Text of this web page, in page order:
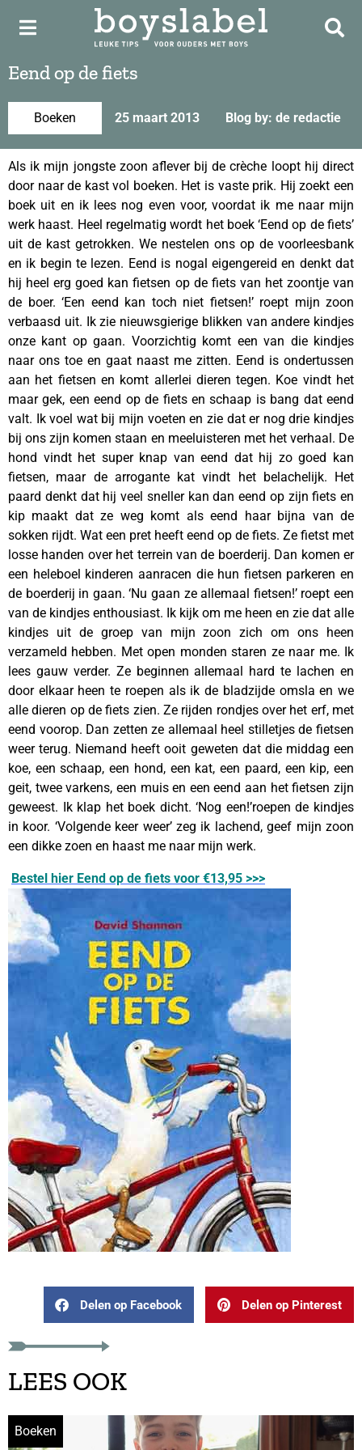
Eend op de fiets
Boeken 25 maart 2013 Blog by: de redactie
Als ik mijn jongste zoon aflever bij de crèche loopt hij direct
door naar de kast vol boeken. Het is vaste prik. Hij zoekt een
boek uit en ik lees nog even voor, voordat ik me naar mijn
werk haast. Heel regelmatig wordt het boek ‘Eend op de fiets’
uit de kast getrokken. We nestelen ons op de voorleesbank
en ik begin te lezen. Eend is nogal eigengereid en denkt dat
hij heel erg goed kan fietsen op de fiets van het zoontje van
de boer. ‘Een eend kan toch niet fietsen!’ roept mijn zoon
verbaasd uit. Ik zie nieuwsgierige blikken van andere kindjes
onze kant op gaan. Voorzichtig komt een van die kindjes
naar ons toe en gaat naast me zitten. Eend is ondertussen
aan het fietsen en komt allerlei dieren tegen. Koe vindt het
maar gek, een eend op de fiets en schaap is bang dat eend
valt. Ik voel wat bij mijn voeten en zie dat er nog drie kindjes
bij ons zijn komen staan en meeluisteren met het verhaal. De
hond vindt het super knap van eend dat hij zo goed kan
fietsen, maar de arrogante kat vindt het belachelijk. Het
paard denkt dat hij veel sneller kan dan eend op zijn fiets en
kip maakt dat ze weg komt als eend haar bijna van de
sokken rijdt. Wat een pret heeft eend op de fiets. Ze fietst met
losse handen over het terrein van de boerderij. Dan komen er
een heleboel kinderen aanracen die hun fietsen parkeren en
de boerderij in gaan. ‘Nu gaan ze allemaal fietsen!’ roept een
van de kindjes enthousiast. Ik kijk om me heen en zie dat alle
kindjes uit de groep van mijn zoon zich om ons heen
verzameld hebben. Met open monden staren ze naar me. Ik
lees gauw verder. Ze beginnen allemaal hard te lachen en
door elkaar heen te roepen als ik de bladzijde omsla en we
alle dieren op de fiets zien. Ze rijden rondjes over het erf, met
eend voorop. Dan zetten ze allemaal heel stilletjes de fietsen
weer terug. Niemand heeft ooit geweten dat die middag een
koe, een schaap, een hond, een kat, een paard, een kip, een
geit, twee varkens, een muis en een eend aan het fietsen zijn
geweest. Ik klap het boek dicht. ‘Nog een!’roepen de kindjes
in koor. ‘Volgende keer weer’ zeg ik lachend, geef mijn zoon
een dikke zoen en haast me naar mijn werk.
Bestel hier Eend op de fiets voor €13,95 >>>
Delen op Facebook Delen op Pinterest
LEES OOK
Boeken